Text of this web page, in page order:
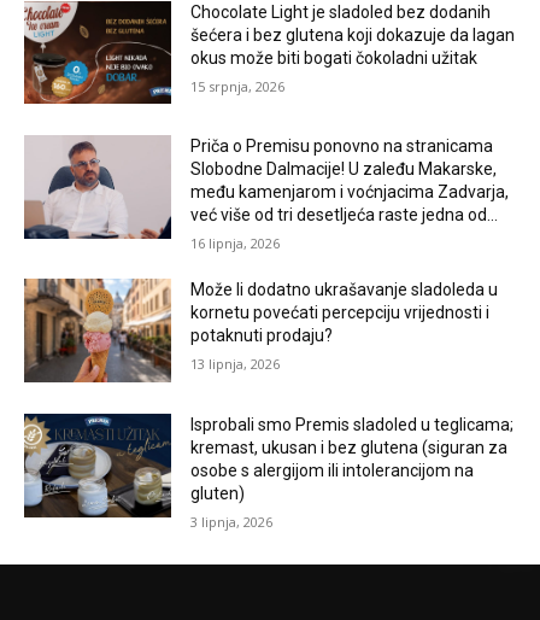
Chocolate Light je sladoled bez dodanih
šećera i bez glutena koji dokazuje da lagan
okus može biti bogati čokoladni užitak
15 srpnja, 2026
Priča o Premisu ponovno na stranicama
Slobodne Dalmacije! U zaleđu Makarske,
među kamenjarom i voćnjacima Zadvarja,
već više od tri desetljeća raste jedna od...
16 lipnja, 2026
Može li dodatno ukrašavanje sladoleda u
kornetu povećati percepciju vrijednosti i
potaknuti prodaju?
13 lipnja, 2026
Isprobali smo Premis sladoled u teglicama;
kremast, ukusan i bez glutena (siguran za
osobe s alergijom ili intolerancijom na
gluten)
3 lipnja, 2026